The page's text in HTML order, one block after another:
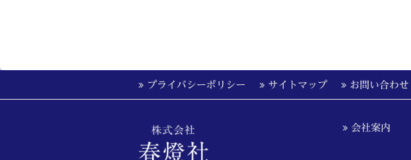
プライバシーポリシー サイトマップ お問い合わせ
会社案内